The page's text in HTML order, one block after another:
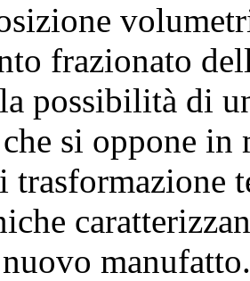
frazionato
possibilità di
si oppone
trasformazione